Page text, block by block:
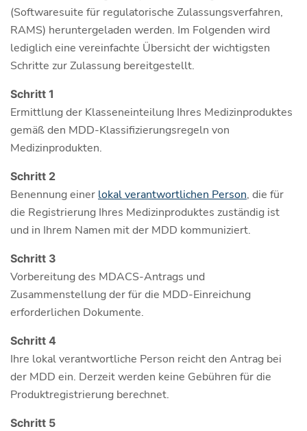
(Softwaresuite für regulatorische Zulassungsverfahren,
RAMS) heruntergeladen werden. Im Folgenden wird
lediglich eine vereinfachte Übersicht der wichtigsten
Schritte zur Zulassung bereitgestellt.
Schritt 1
Ermittlung der Klasseneinteilung Ihres Medizinproduktes
gemäß den MDD-Klassifizierungsregeln von
Medizinprodukten.
Schritt 2
Benennung einer lokal verantwortlichen Person, die für
die Registrierung Ihres Medizinproduktes zuständig ist
und in Ihrem Namen mit der MDD kommuniziert.
Schritt 3
Vorbereitung des MDACS-Antrags und
Zusammenstellung der für die MDD-Einreichung
erforderlichen Dokumente.
Schritt 4
Ihre lokal verantwortliche Person reicht den Antrag bei
der MDD ein. Derzeit werden keine Gebühren für die
Produktregistrierung berechnet.
Schritt 5